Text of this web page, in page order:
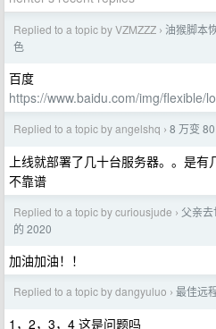
Replied to a topic by VZMZZZ › 油猴脚本
色
百度
https://www.baidu.com/img/flexible/
Replied to a topic by angelshq › 8 万变
上线就部署了几十台服务器。。是
不靠谱
Replied to a topic by curiousjude › 父亲
的 2020
加油加油！！
Replied to a topic by dangyuluo › 最佳远
1，2，3，4 这是问题吗